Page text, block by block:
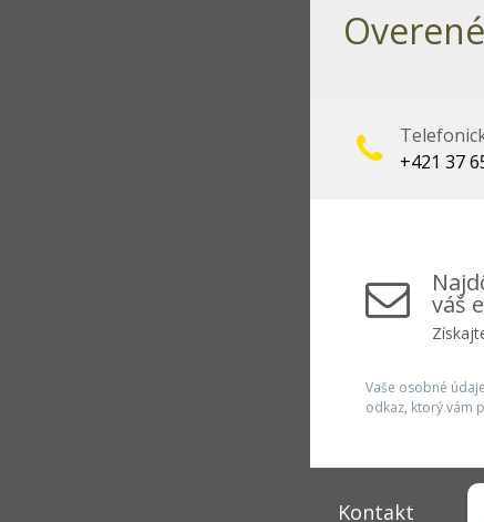
+421 37
váš
Vaše osobné
odkaz, ktorý vám
Kontakt